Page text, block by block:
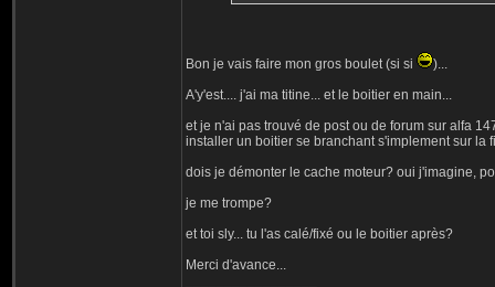
Bon je vais faire mon gros boulet (si si
)...
A'y'est.... j'ai ma titine... et le boitier en main...
et je n'ai pas trouvé de post ou de forum sur alfa
installer un boitier se branchant s'implement sur la
dois je démonter le cache moteur? oui j'imagine,
je me trompe?
et toi sly... tu l'as calé/fixé ou le boitier après?
Merci d'avance...